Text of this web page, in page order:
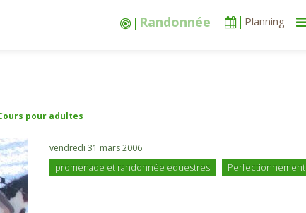
Stages vacances Planning
pour adultes
vendredi 31 mars 2006
promenade et randonnée equestres Perfectionnement